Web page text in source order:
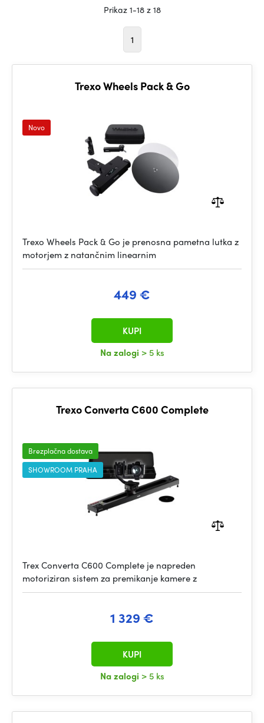
Prikaz 1-18 z 18
1
Trexo Wheels Pack & Go
Novo
Trexo Wheels Pack & Go je prenosna pametna lutka z
motorjem z natančnim linearnim
449 €
Na zalogi > 5 ks
KUPI
Trexo Converta C600 Complete
Brezplačna dostava
SHOWROOM PRAHA
Trex Converta C600 Complete je napreden
motoriziran sistem za premikanje kamere z
1 329 €
Na zalogi > 5 ks
KUPI